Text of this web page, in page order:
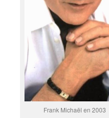
Frank Michaël en 2003